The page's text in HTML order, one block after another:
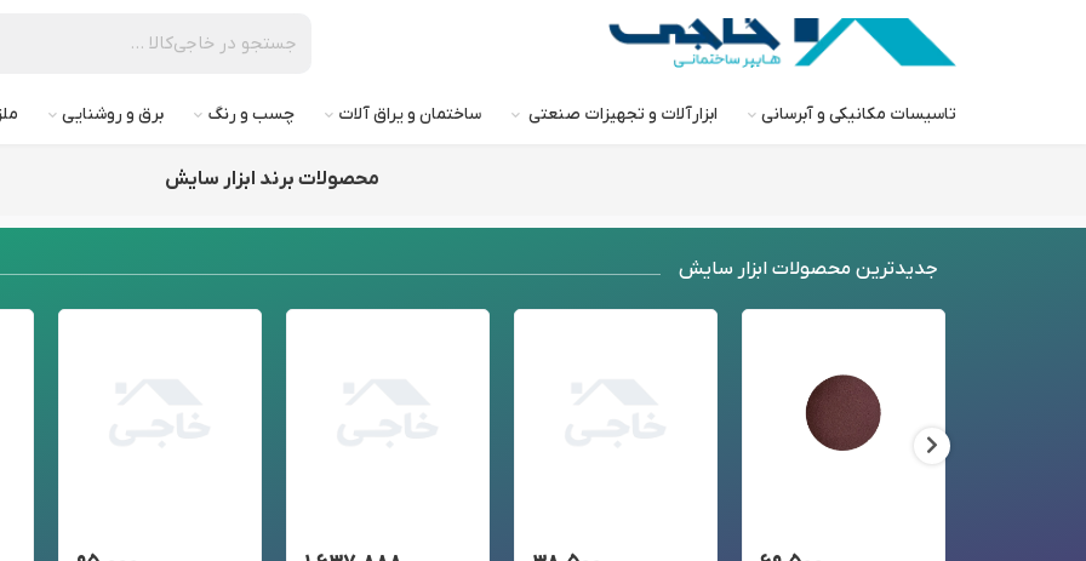
تاسیسات مکانیکی و آبرسانی ابزارآلات و تجهیزات صنعتی ساختمان و یراق آلات چسب و رنگ برق و روشنایی
محصولات برند ابزار سایش
جدید‌ترین محصولات ابزار سایش